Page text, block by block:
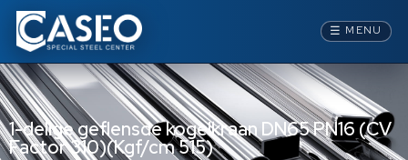
☰ MENU
1-delige geflensde kogelkraan DN65 PN16 (CV
Factor 310)(Kgf/cm 515)